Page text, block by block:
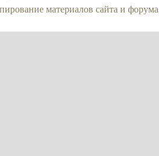
материалов сайта и